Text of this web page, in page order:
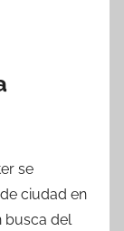
se
ciudad en
busca del